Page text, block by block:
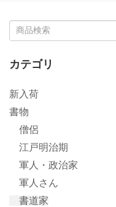
カテゴリ
新入荷
書物
僧侶
江戸明治期
軍人・政治家
軍人さん
書道家